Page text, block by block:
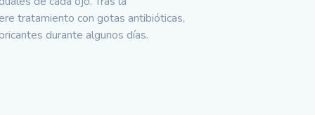
tratamiento con gotas antibióticas,
durante algunos días.